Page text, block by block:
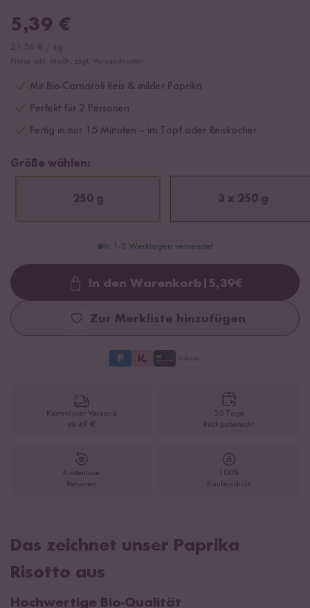
5,39 €
Mit Bio-Carnaroli Reis & milder Paprika
Perfekt für 2 Personen
Fertig in nur 15 Minuten – im Topf oder Reiskocher
Größe wählen:
250 g 3 x 250 g
In 1-3 Werktagen versendet
Loading...
In den Warenkorb 5,39€
Zur Merkliste hinzufügen
Kostenloser Versand
ab 49 €
30 Tage
Rückgaberecht
Kostenlose
Retouren
100%
Käuferschutz
Das zeichnet unser Paprika
Risotto aus
Hochwertige Bio-Qualität